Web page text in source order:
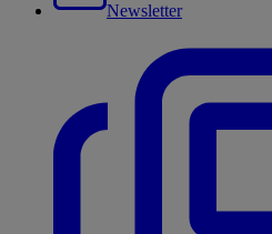
Newsletter